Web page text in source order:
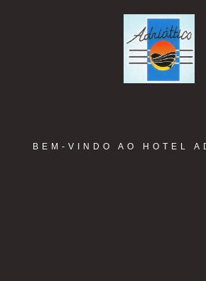
BEM-VINDO AO HOTEL